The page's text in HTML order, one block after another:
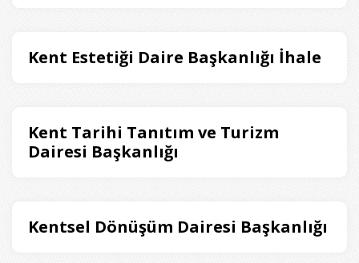
Kent Estetiği Daire Başkanlığı İhale
Kent Tarihi Tanıtım ve Turizm
Dairesi Başkanlığı
Kentsel Dönüşüm Dairesi Başkanlığı